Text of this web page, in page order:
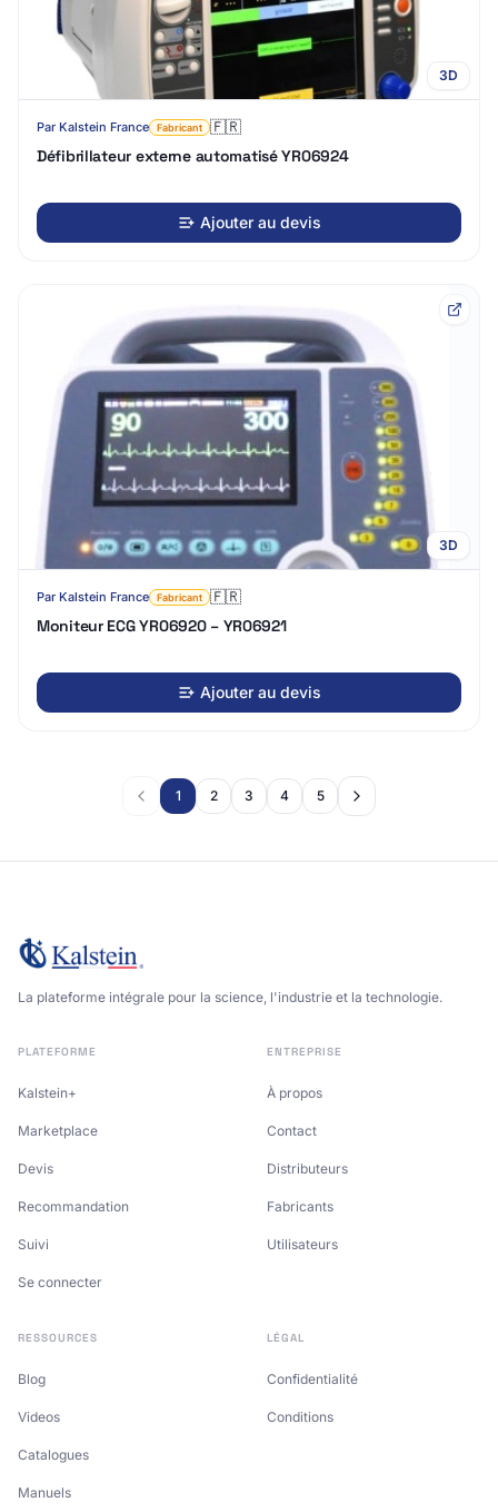
3D
Par Kalstein France Fabricant 🇫🇷
Défibrillateur externe automatisé YR06924
Ajouter au devis
3D
Par Kalstein France Fabricant 🇫🇷
Moniteur ECG YR06920 – YR06921
Ajouter au devis
1 2 3 4 5
La plateforme intégrale pour la science, l'industrie et la technologie.
PLATEFORME
Kalstein+
Marketplace
Devis
Recommandation
Suivi
Se connecter
ENTREPRISE
À propos
Contact
Distributeurs
Fabricants
Utilisateurs
RESSOURCES
Blog
Videos
Catalogues
Manuels
LÉGAL
Confidentialité
Conditions